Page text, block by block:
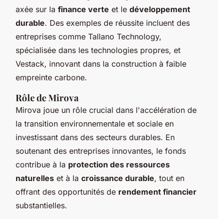
axée sur la finance verte et le développement
durable. Des exemples de réussite incluent des
entreprises comme Tallano Technology,
spécialisée dans les technologies propres, et
Vestack, innovant dans la construction à faible
empreinte carbone.
Rôle de Mirova
Mirova joue un rôle crucial dans l'accélération de
la transition environnementale et sociale en
investissant dans des secteurs durables. En
soutenant des entreprises innovantes, le fonds
contribue à la protection des ressources
naturelles et à la croissance durable, tout en
offrant des opportunités de rendement financier
substantielles.